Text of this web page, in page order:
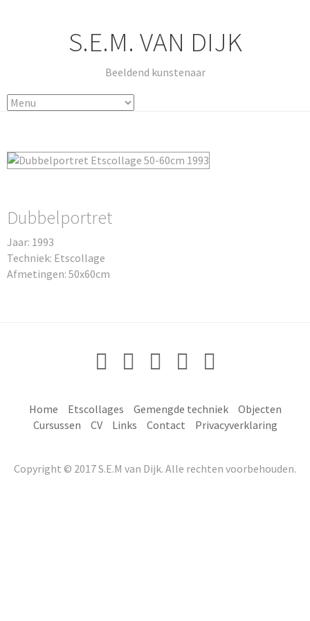
S.E.M. VAN DIJK
Beeldend kunstenaar
Dubbelportret
Jaar: 1993
Techniek: Etscollage
Afmetingen: 50x60cm
Home Etscollages Gemengde techniek
Objecten
Cursussen
CV Links Contact Privacyverklaring
Copyright © 2017 S.E.M van Dijk. Alle rechten voorbehouden.